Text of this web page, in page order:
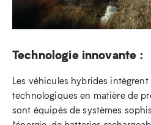
Technologie innovante :
Les véhicules hybrides
technologiques en matière de
sont équipés de systèmes